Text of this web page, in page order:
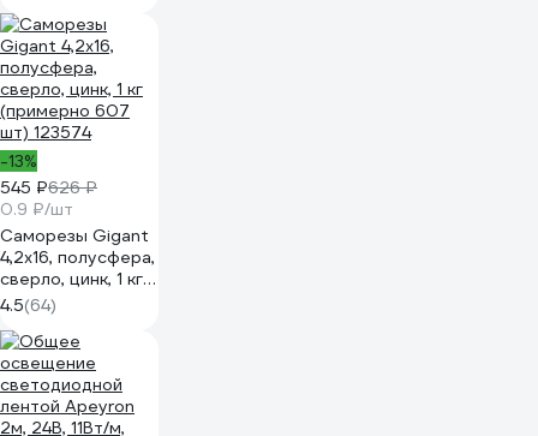
-13%
545 ₽626 ₽
0.9 ₽/шт
Саморезы Gigant
4,2x16, полусфера,
сверло, цинк, 1 кг
(примерно 607
шт) 123574
4.5(64)